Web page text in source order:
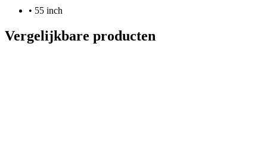
• 55 inch
Vergelijkbare producten